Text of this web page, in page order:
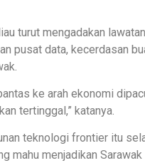
turut mengadakan
pusat data, kecerdasan
ke arah ekonomi
tertinggal,” katanya.
teknologi frontier itu
mahu menjadikan